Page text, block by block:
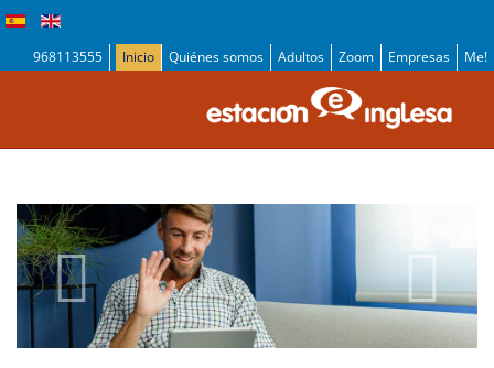
968113555 Inicio Quiénes somos Adultos Zoom Empresas Me!